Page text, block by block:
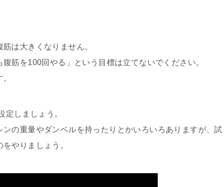
は大きくなりません。
筋を100回やる」という目標は立てないでください。
定しましょう。
の重量やダンベルを持ったりとかいろいろありますが、試
やりましょう。